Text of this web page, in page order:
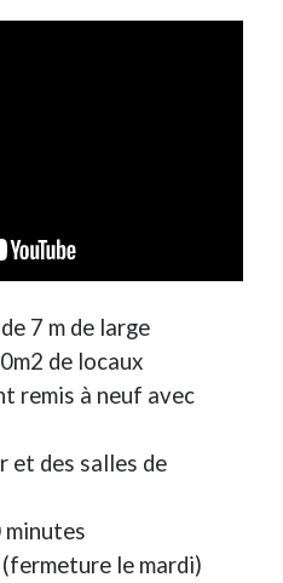
7 m de large
de locaux
remis à neuf avec
et des salles de
minutes
le mardi)